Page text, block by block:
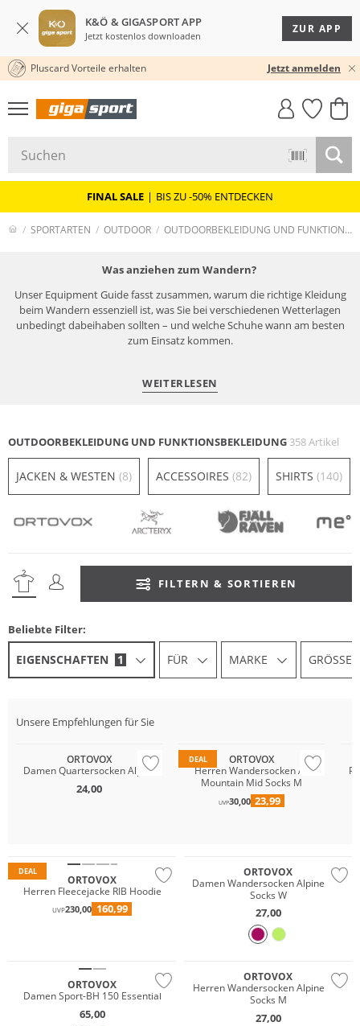
K&Ö & GIGASPORT APP
Jetzt kostenlos downloaden
ZUR APP
★★★★★ 4,8 / 5,0 STERNE
Pluscard Vorteile erhalten Jetzt anmelden
GIGASTYLE
FAHRRAD­
MUST-HAVE
FINAL SALE | BIS ZU -50% ENTDECKEN
SPORTARTEN OUTDOOR OUTDOORBEKLEIDUNG UND FUNKTIONSBEKLEIDUNG
Was anziehen zum Wandern?
Unser Equipment Guide fasst zusammen, warum die richtige Kleidung
beim Wandern essenziell ist, was Sie bei verschiedenen Wetterlagen
unbedingt dabeihaben sollten – und welche Schuhe wann am besten
zum Einsatz kommen.
WEITERLESEN
1st LAYER
Die Basisschicht
2nd LAYER
Die Wärmeschicht
OUTDOORBEKLEIDUNG UND FUNKTIONSBEKLEIDUNG 358 Artikel
JACKEN & WESTEN (8) ACCESSOIRES (82) SHIRTS (140)
FILTERN & SORTIEREN
Beliebte Filter:
EIGENSCHAFTEN 1 FÜR MARKE GRÖSSE
Unsere Empfehlungen für Sie
Nachhaltig
ORTOVOX
Damen Quartersocken Alpine
24,00
DEAL
ORTOVOX
Herren Wandersocken All
Mountain Mid Socks M
UVP30,00 23,99
DEAL
ORTOVOX
Herren Fleecejacke RIB Hoodie
UVP230,00 160,99
ORTOVOX
Damen Wandersocken Alpine Mid
Socks W
27,00
ORTOVOX
Damen Sport-BH 150 Essential
65,00
ORTOVOX
Herren Wandersocken Alpine Mid
Socks M
27,00